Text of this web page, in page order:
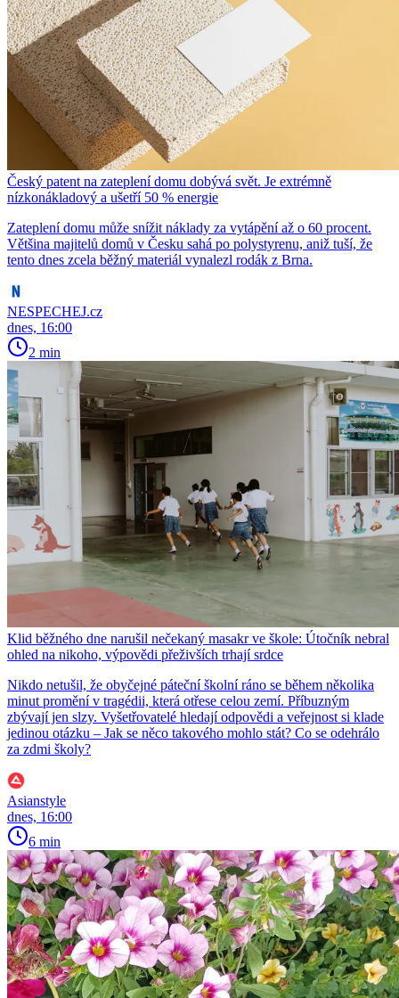
Český patent na zateplení domu dobývá svět. Je extrémně
nízkonákladový a ušetří 50 % energie
Zateplení domu může snížit náklady za vytápění až o 60 procent.
Většina majitelů domů v Česku sahá po polystyrenu, aniž tuší, že
tento dnes zcela běžný materiál vynalezl rodák z Brna.
NESPECHEJ.cz
dnes, 16:00
2 min
Klid běžného dne narušil nečekaný masakr ve škole: Útočník nebral
ohled na nikoho, výpovědi přeživších trhají srdce
Nikdo netušil, že obyčejné páteční školní ráno se během několika
minut promění v tragédii, která otřese celou zemí. Příbuzným
zbývají jen slzy. Vyšetřovatelé hledají odpovědi a veřejnost si klade
jedinou otázku – Jak se něco takového mohlo stát? Co se odehrálo
za zdmi školy?
Asianstyle
dnes, 16:00
6 min